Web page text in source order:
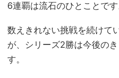
6連覇は流石のひとことです
数えきれない挑戦を続けて
が、シリーズ2勝は今後の
す。